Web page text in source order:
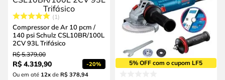
1
Compressor de Ar 10 pcm /
140 psi Schulz CSL10BR/100L
2CV 93L Trifásico
R$ 5.379,00
R$ 4.319,90 -20%
Ou em até 12xde R$ 378,94
5% OFF com o cupom LF5